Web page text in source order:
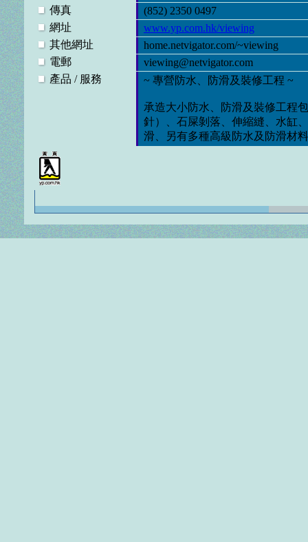
傳真
(852) 2350 0497
網址
www.yp.com.hk/viewing
其他網址
home.netvigator.com/~viewing
電郵
viewing@netvigator.com
產品 / 服務
~ 專營防水、防滑及裝修工程 ~
承造大小防水、防滑及裝修工程
針）、石屎剝落、伸縮縫、水缸
滑、另有多種高級防水及防滑材